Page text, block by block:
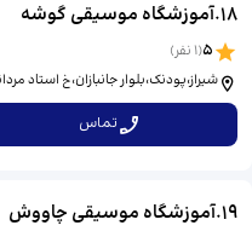
18
.آموزشگاه موسیقی گوشه
5
(
1 نفر)
شیراز،پودنک،بلوار جانبازان،خ استاد
تماس
19
.آموزشگاه موسیقی چاووش